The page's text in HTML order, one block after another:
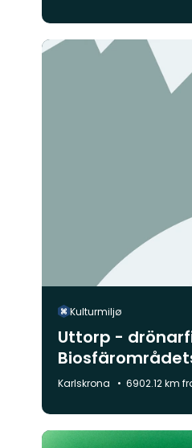
Kulturmiljø
Uttorp -
naturlandskap
Kommune:
Karlskrona 6902.12 km